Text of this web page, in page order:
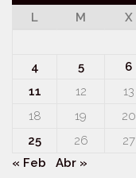
L
M X
4
5 6
11
12 13
18
19 20
25
26 27
« Feb
Abr »